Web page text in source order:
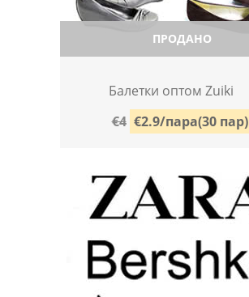
ПРОДАНО
Балетки оптом Zuiki
€4 €2.9/пара(30 пар)